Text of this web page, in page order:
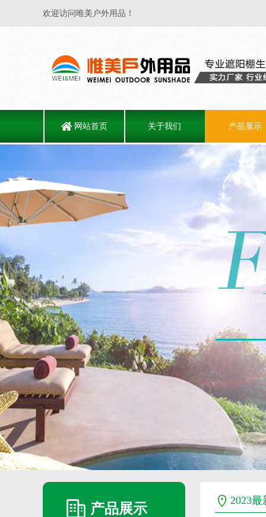
欢迎访问唯美户外用品！
网站首页 关于我们 产品展示
产品展示
2023